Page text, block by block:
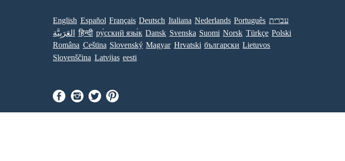
English Español Français Deutsch Italiana Nederlands Português עברית
العَرَبِيَّة
हिन्दी ру́сский язы́к Dansk Svenska Suomi Norsk Türkçe Polski
Româna Ceština Slovenský Magyar Hrvatski български Lietuvos
Slovenščina Latvijas eesti